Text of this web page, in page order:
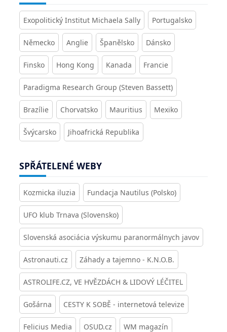
Exopolitický Institut Michaela Sally Portugalsko
Německo Anglie Španělsko Dánsko
Finsko Hong Kong Kanada Francie
Paradigma Research Group (Steven Bassett)
Brazílie Chorvatsko Mauritius Mexiko
Švýcarsko Jihoafrická Republika
SPŘÁTELENÉ WEBY
Kozmicka iluzia Fundacja Nautilus (Polsko)
UFO klub Trnava (Slovensko)
Slovenská asociácia výskumu paranormálnych javov
Astronauti.cz Záhady a tajemno - K.N.O.B.
ASTROLIFE.CZ, VE HVĚZDÁCH & LIDOVÝ LÉČITEL
Gošárna CESTY K SOBĚ - internetová televize
Felicius Media OSUD.cz WM magazín